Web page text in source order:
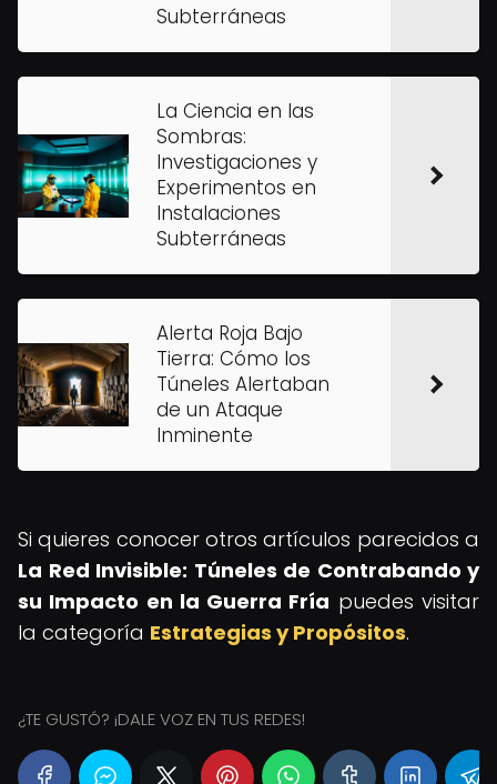
Subterráneas
La Ciencia en las
Sombras:
Investigaciones y
Experimentos en
Instalaciones
Subterráneas
Alerta Roja Bajo
Tierra: Cómo los
Túneles Alertaban
de un Ataque
Inminente
Si quieres conocer otros artículos parecidos a
La Red Invisible: Túneles de Contrabando y
su Impacto en la Guerra Fría puedes visitar
la categoría Estrategias y Propósitos.
¿TE GUSTÓ? ¡DALE VOZ EN TUS REDES!